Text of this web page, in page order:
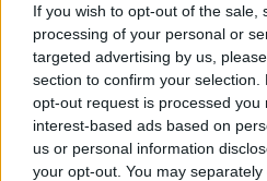
If you wish to opt-out of the sale,
processing of your personal or
targeted advertising by us,
section to confirm your
opt-out request is processed you
interest-based ads based on
us or personal information
your opt-out. You may
Elfogadom, hogy vannak
rendezők, tanárok, apák,
döntéseket meg kell
emberi mivoltukban a
helyezik magukat, ha nem
mindig, minden
bemérni, melyikünk a